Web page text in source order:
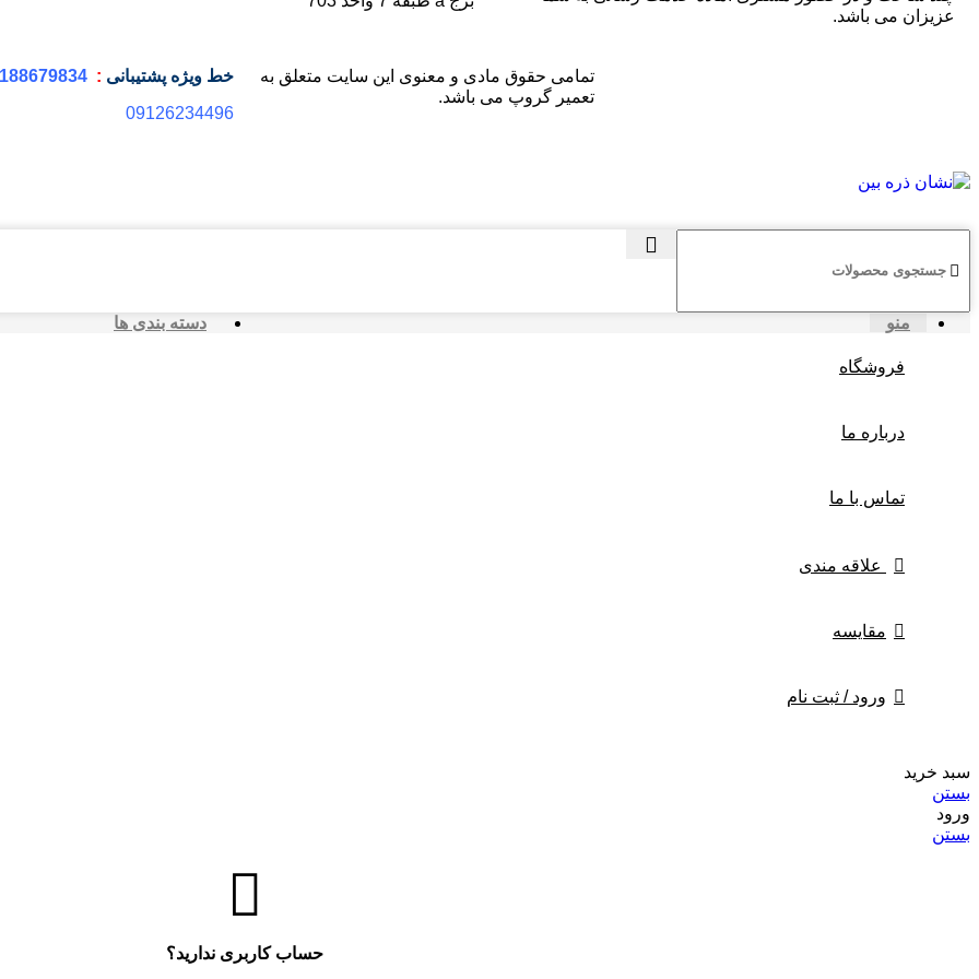
عزیزان می باشد.
تمامی حقوق مادی و معنوی این سایت متعلق به
تعمیر گروپ می باشد.
خط ویژه پشتیبانی :
09126234496
منو دسته بندی ها
فروشگاه
درباره ما
تماس با ما
علاقه مندی
مقايسه
ورود / ثبت نام
سبد خرید
بستن
ورود
بستن
حساب کاربری ندارید؟